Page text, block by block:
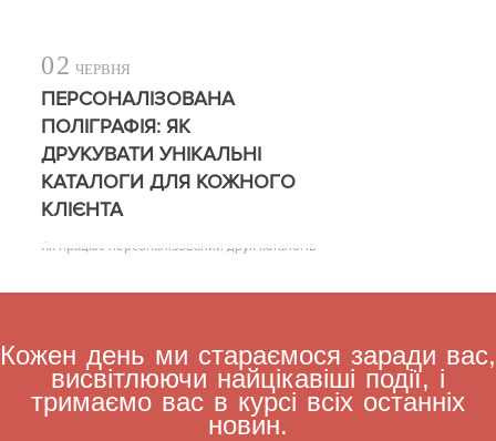
02 ЧЕРВНЯ
ПЕРСОНАЛІЗОВАНА
ПОЛІГРАФІЯ: ЯК
ДРУКУВАТИ УНІКАЛЬНІ
КАТАЛОГИ ДЛЯ КОЖНОГО
КЛІЄНТА
Як працює персоналізований друк каталогів
Кожен день ми стараємося заради вас,
висвітлюючи найцікавіші події, і
тримаємо вас в курсі всіх останніх
новин.